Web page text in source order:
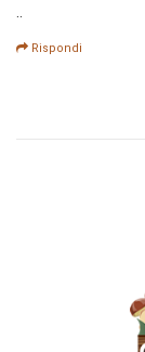
..
Rispondi